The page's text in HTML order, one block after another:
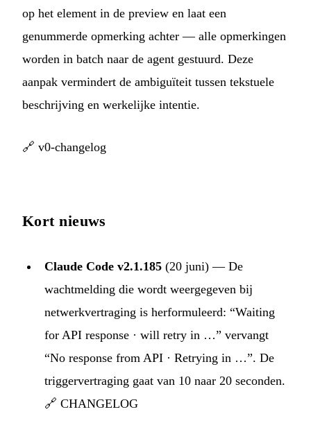
op het element in de preview en laat een
genummerde opmerking achter — alle opmerkingen
worden in batch naar de agent gestuurd. Deze
aanpak vermindert de ambiguïteit tussen tekstuele
beschrijving en werkelijke intentie.
🔗 v0-changelog
Kort nieuws
Claude Code v2.1.185 (20 juni) — De
wachtmelding die wordt weergegeven bij
netwerkvertraging is herformuleerd: “Waiting
for API response · will retry in …” vervangt
“No response from API · Retrying in …”. De
triggervertraging gaat van 10 naar 20 seconden.
🔗 CHANGELOG